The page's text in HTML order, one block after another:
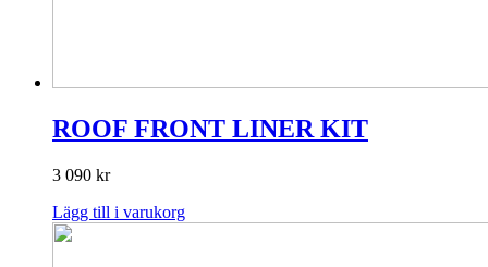
ROOF FRONT LINER KIT
3 090 kr
Lägg till i varukorg